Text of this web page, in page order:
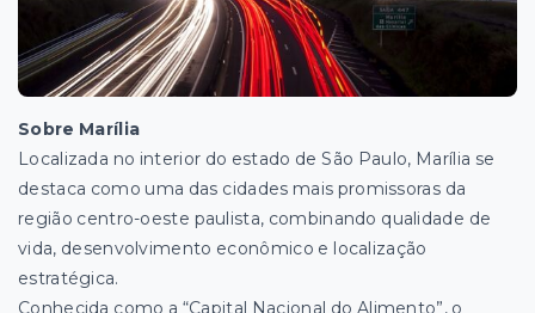
Sobre Marília
Localizada no interior do estado de São Paulo, Marília se
destaca como uma das cidades mais promissoras da
região centro-oeste paulista, combinando qualidade de
vida, desenvolvimento econômico e localização
estratégica.
Conhecida como a “Capital Nacional do Alimento”, o